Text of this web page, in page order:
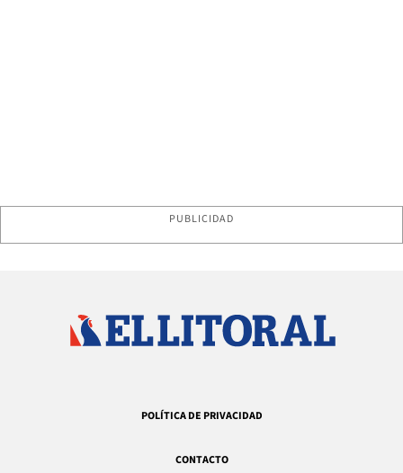
PUBLICIDAD
POLÍTICA DE PRIVACIDAD
CONTACTO